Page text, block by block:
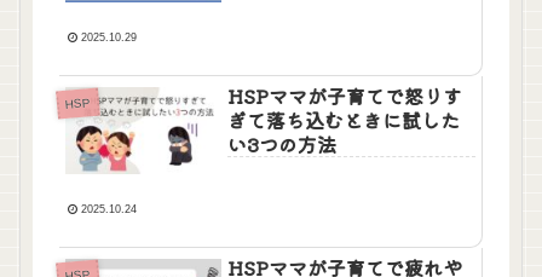
2025.10.29
HSP
HSPママが子育てで怒りす
ぎて落ち込むときに試した
い3つの方法
2025.10.24
HSPママが子育てで疲れや